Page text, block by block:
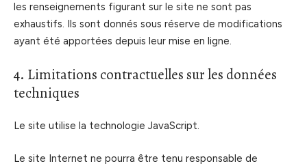
les renseignements figurant sur le site ne sont pas
exhaustifs. Ils sont donnés sous réserve de modifications
ayant été apportées depuis leur mise en ligne.
4. Limitations contractuelles sur les données
techniques
Le site utilise la technologie JavaScript.
Le site Internet ne pourra être tenu responsable de